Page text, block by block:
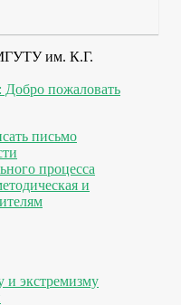
им. К.Г.
Добро пожаловать
письмо
процесса
и
и экстремизму